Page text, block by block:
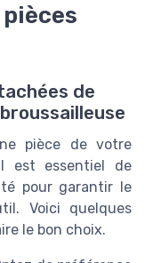
de
pièce de votre
est essentiel de
pour garantir le
Voici quelques
le bon choix.